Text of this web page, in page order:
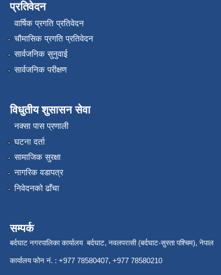
प्रतिवेदन
वार्षिक प्रगति प्रतिवेदन
चौमासिक प्रगति प्रतिवेदन
सार्वजनिक सुनुवाई
सार्वजनिक परीक्षण
विधुतीय शुसासन सेवा
नक्सा पास प्रणाली
घटना दर्ता
सामाजिक सुरक्षा
नागरिक वडापत्र
निवेदनको ढाँचा
सम्पर्क
बर्दघाट नगरपालिका कार्यालय बर्दघाट, नवलपरासी (बर्दघाट-सुस्ता पश्चिम), नेपाल
कार्यालय फोन नं. : +977 78580407, +977 78580210